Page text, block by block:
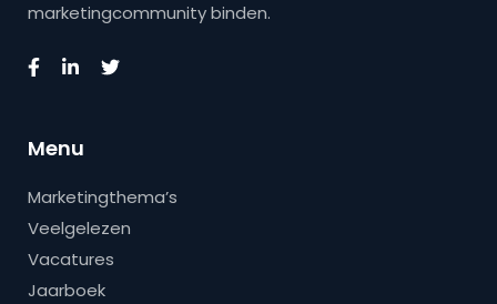
marketingcommunity binden.
Menu
Marketingthema’s
Veelgelezen
Vacatures
Jaarboek